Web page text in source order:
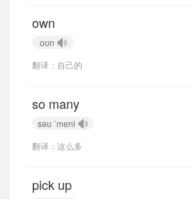
own
oʊn
翻译：自己的
so many
səʊ ˈmeni
翻译：这么多
pick up